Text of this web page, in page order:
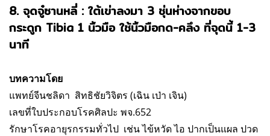
8. จุดจู๋ซานหลี่ : ใต้เข่าลงมา 3 ชุ่นห่างจากขอบ
กระดูก Tibia 1 นิ้วมือ ใช้นิ้วมือกด-คลึง ที่จุดนี้ 1-3
นาที
บทความโดย
แพทย์จีนชลิดา สิทธิชัยวิจิตร (เฉิน เป่า เจิน)
เลขที่ใบประกอบโรคศิลปะ พจ.652
รักษาโรคอายุรกรรมทั่วไป เช่น ไข้หวัด ไอ ปากเป็นแผล ปวด